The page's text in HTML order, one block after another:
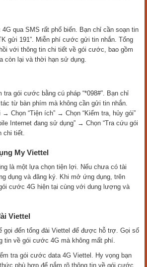
qua SMS rất phổ biến. Bạn chỉ cần soạn tin
gửi 191”. Miễn phí cước gửi tin nhắn. Tổng
với thông tin chi tiết về gói cước, bao gồm
còn lại và thời hạn sử dụng.
tra gói cước bằng cú pháp “*098#”. Bạn chỉ
từ bàn phím mà không cần gửi tin nhắn.
→ Chọn “Tiện ích” → Chọn “Kiểm tra, hủy gói”
Internet đang sử dụng” → Chọn “Tra cứu gói
chi tiết.
My Viettel
là một lựa chọn tiện lợi. Nếu chưa có tài
dụng và đăng ký. Khi mở ứng dụng, trên
cước 4G hiện tại cùng với dung lượng và
Viettel
gọi đến tổng đài Viettel để được hỗ trợ. Gọi số
tin về gói cước 4G mà không mất phí.
tra gói cước data 4G Viettel. Hy vọng bạn
phù hợp để nắm rõ thông tin về gói cước